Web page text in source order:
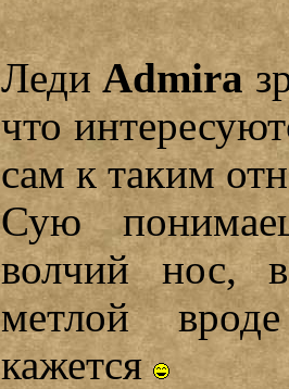
ЛедиAdmira
что
сам к таким
Сую
волчий нос,
метлой
кажется